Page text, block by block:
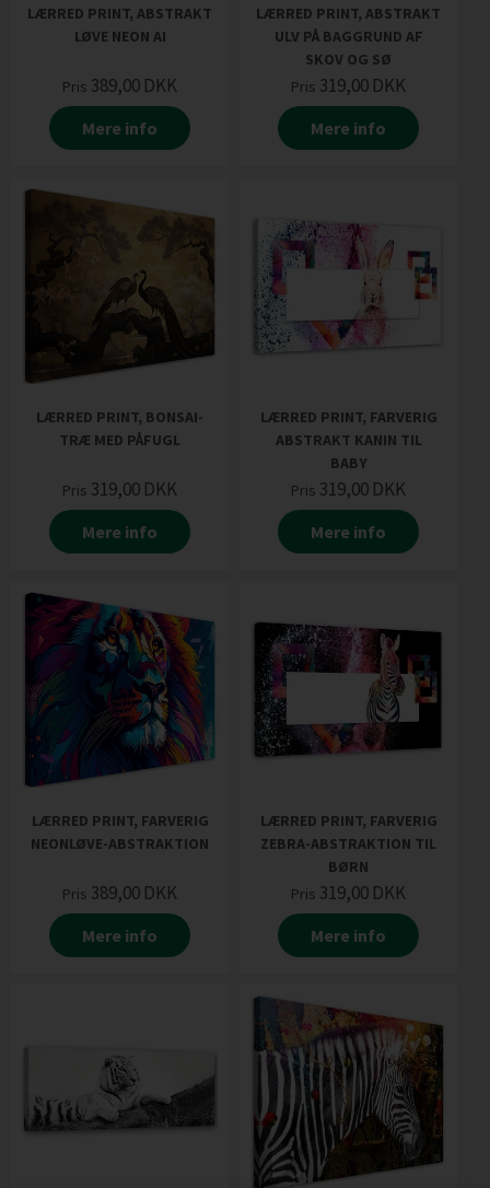
LÆRRED PRINT, ABSTRAKT
LØVE NEON AI
Pris 389,00 DKK
Mere info
LÆRRED PRINT, ABSTRAKT
ULV PÅ BAGGRUND AF
SKOV OG SØ
Pris 319,00 DKK
Mere info
LÆRRED PRINT, BONSAI-
TRÆ MED PÅFUGL
Pris 319,00 DKK
Mere info
LÆRRED PRINT, FARVERIG
ABSTRAKT KANIN TIL
BABY
Pris 319,00 DKK
Mere info
LÆRRED PRINT, FARVERIG
NEONLØVE-ABSTRAKTION
Pris 389,00 DKK
Mere info
LÆRRED PRINT, FARVERIG
ZEBRA-ABSTRAKTION TIL
BØRN
Pris 319,00 DKK
Mere info